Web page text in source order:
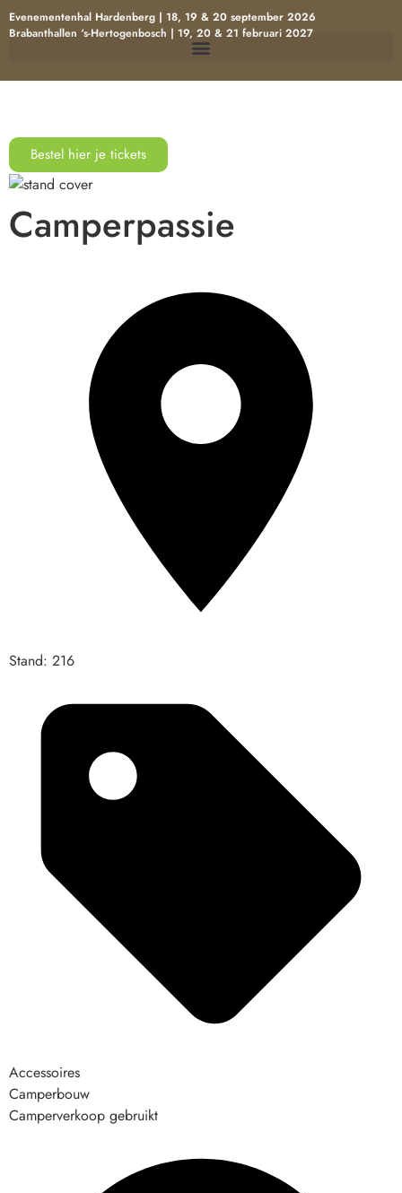
Evenementenhal Hardenberg | 18, 19 & 20 september 2026
Brabanthallen ‘s-Hertogenbosch | 19, 20 & 21 februari 2027
Bestel hier je tickets
Camperpassie
Stand: 216
Accessoires
Camperbouw
Camperverkoop gebruikt